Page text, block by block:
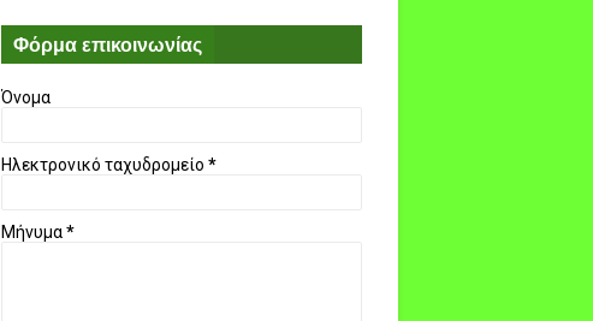
Φόρμα επικοινωνίας
Όνομα
Ηλεκτρονικό ταχυδρομείο *
Μήνυμα*